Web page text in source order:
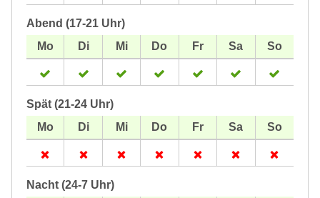
Abend (17-21 Uhr)
Spät (21-24 Uhr)
Nacht (24-7 Uhr)